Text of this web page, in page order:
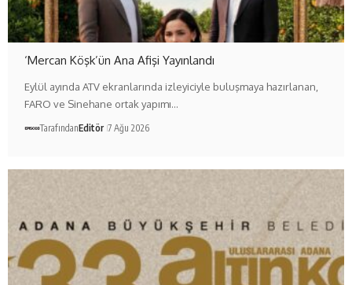
‘Mercan Köşk’ün Ana Afişi Yayınlandı
Eylül ayında ATV ekranlarında izleyiciyle buluşmaya hazırlanan,
FARO ve Sinehane ortak yapımı…
TarafındanEditör 7 Ağu 2026